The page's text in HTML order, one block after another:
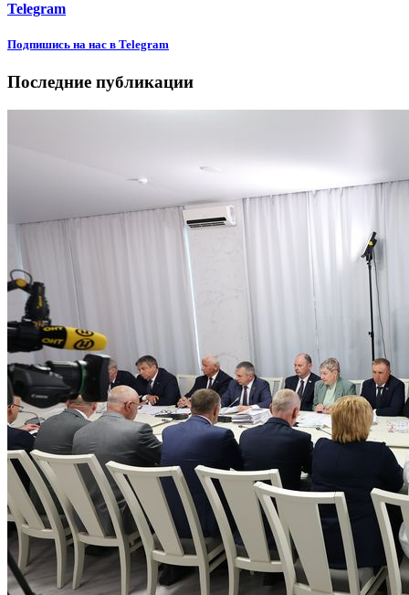
Telegram
Подпишиcь на нас в Telegram
Последние публикации